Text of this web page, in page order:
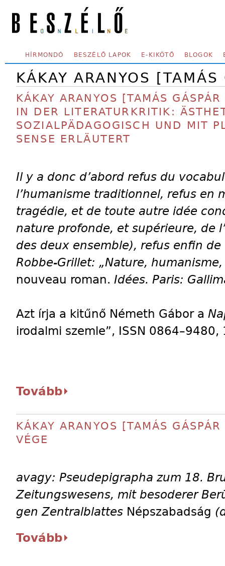
SECONDARY MENU
HÍRMONDÓ BESZÉLŐ LAPOK E-KIKÖTŐ BLOGOK
KÁKAY ARANYOS
KÁKAY ARANYOS [TAMÁS
IN DER LITERATURKRITIK:
SOZIALPÄDAGOGISCH UND MIT
SENSE ERLÄUTERT
Il y a donc d’abord refus du
l’humanisme traditionnel, refus en
tragédie, et de toute autre idée
nature profonde, et supérieure, de
des deux ensemble), refus enfin
Robbe-Grillet: „Nature,
nouveau roman. Idées. Paris:
Azt írja a kitűnő Németh Gábor a
irodalmi szemle”, ISSN
Tovább
KÁKAY ARANYOS [TAMÁS
VÉGE
avagy: Pseudepigrapha zum 18.
Zeitungswesens, mit besoderer
gen Zentralblattes Népszabadság
Tovább